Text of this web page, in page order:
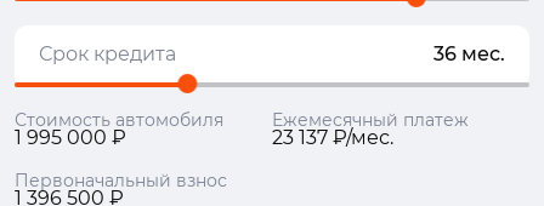
Срок кредита 36 мес.
Стоимость автомобиля
1 995 000 ₽
Ежемесячный платеж
23 137 ₽/мес.
Первоначальный взнос
1 396 500 ₽